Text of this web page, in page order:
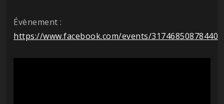
Évènement :
https://www.facebook.com/events/